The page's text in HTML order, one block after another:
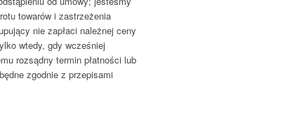
towarów i zastrzeżenia
nie zapłaci należnej ceny
wtedy, gdy wcześniej
rozsądny termin płatności lub
zgodnie z przepisami